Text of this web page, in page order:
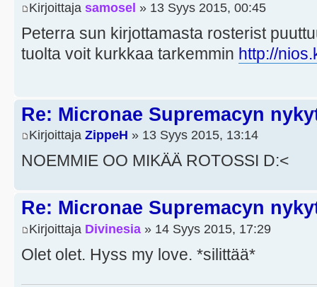
Kirjoittaja samosel » 13 Syys 2015, 00:45
Peterra sun kirjottamasta rosterist
tuolta voit kurkkaa tarkemmin http://
Re: Micronae Supremacyn
Kirjoittaja ZippeH » 13 Syys 2015, 13:14
NOEMMIE OO MIKÄÄ ROTOSSI D:<
Re: Micronae Supremacyn
Kirjoittaja Divinesia » 14 Syys 2015, 17:29
Olet olet. Hyss my love. *silittää*